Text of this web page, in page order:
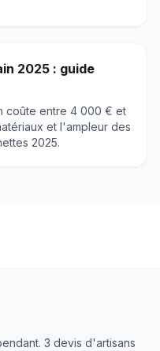
2025 : guide
coûte entre 4 000 € et
et l'ampleur des
2025.
3 devis d'artisans